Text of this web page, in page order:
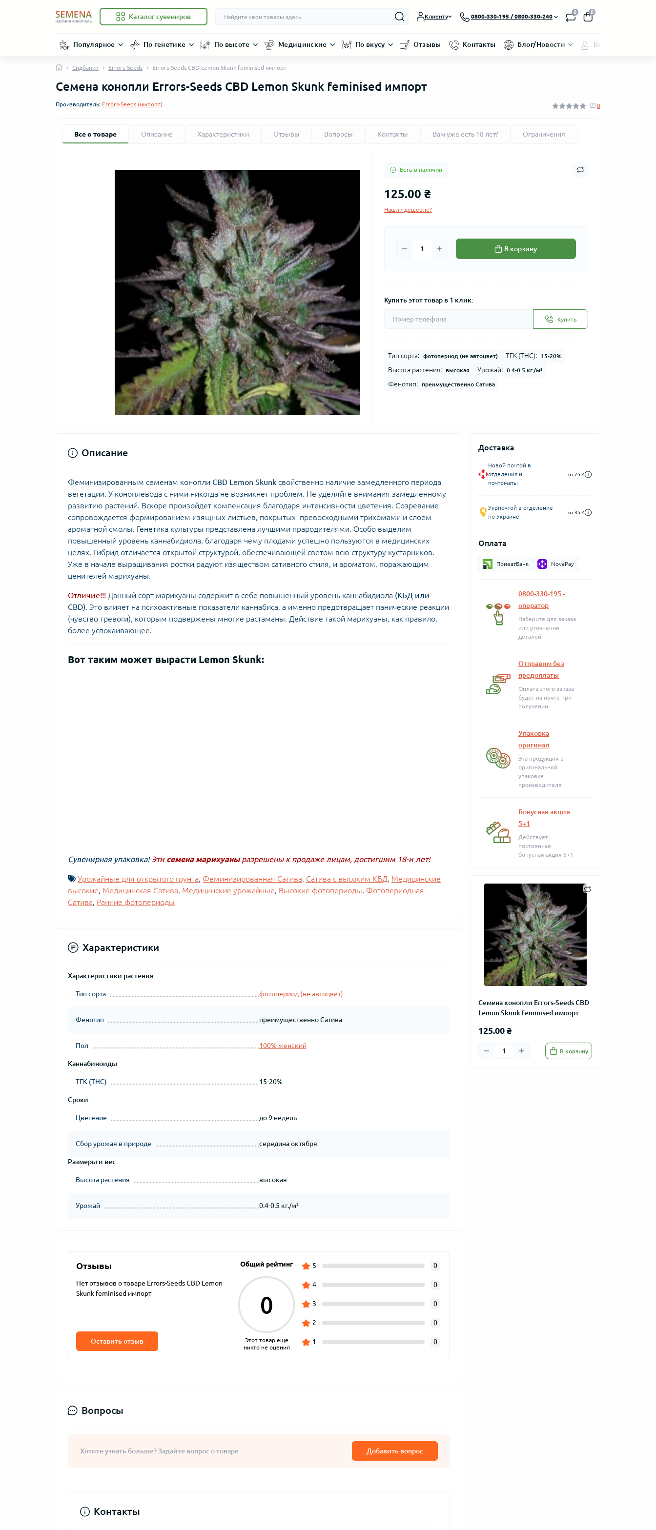
Каталог сувениров Клиенту 0800-330-195 / 0800-330-240
0 0
Популярное По генетике По высоте Медицинские По вкусу Отзывы Контакты Блог/Новости Вход/
Сидбанки Errors-Seeds Errors-Seeds CBD Lemon Skunk feminised импорт
Семена конопли Errors-Seeds CBD Lemon Skunk feminised импорт
Производитель: Errors-Seeds (импорт) 0
Все о товаре Описание Характеристики Отзывы Вопросы Контакты Вам уже есть 18 лет? Ограничения
Есть в наличии
125.00 ₴
Нашли дешевле?
В корзину
Купить этот товар в 1 клик:
Купить
Тип сорта: фотопериод (не автоцвет) ТГК (THC): 15-20%
Высота растения: высокая Урожай: 0.4-0.5 кг./м²
Фенотип: преимущественно Сатива
Доставка
Новой почтой в
отделения и
почтоматы
от 75 ₴
Укрпочтой в отделение
по Украине
от 35 ₴
Оплата
ПриватБанк NovaPay
0800-330-195 -
оператор
Наберите для заказа
или уточнения
деталей
Отправим без
предоплаты
Оплата этого заказа
будет на почте при
получении
Упаковка
оригинал
Эта продукция в
оригинальной
упаковке
производителя
Бонусная акция
5+1
Действует
постоянная
бонусная акция 5+1
Семена конопли Errors-Seeds CBD
Lemon Skunk feminised импорт
125.00 ₴
В корзину
Описание
Феминизированным семенам конопли CBD Lemon Skunk свойственно наличие замедленного периода
вегетации. У коноплевода с ними никогда не возникнет проблем. Не уделяйте внимания замедленному
развитию растений. Вскоре произойдет компенсация благодаря интенсивности цветения. Созревание
сопровождается формированием изящных листьев, покрытых превосходными трихомами и слоем
ароматной смолы. Генетика культуры представлена лучшими прародителями. Особо выделим
повышенный уровень каннабидиола, благодаря чему плодами успешно пользуются в медицинских
целях. Гибрид отличается открытой структурой, обеспечивающей светом всю структуру кустарников.
Уже в начале выращивания ростки радуют изяществом сативного стиля, и ароматом, поражающим
ценителей марихуаны.
Отличие!!! Данный сорт марихуаны содержит в себе повышенный уровень каннабидиола (КБД или
CBD). Это влияет на психоактивные показатели каннабиса, а именно предотвращает панические реакции
(чувство тревоги), которым подвержены многие растаманы. Действие такой марихуаны, как правило,
более успокаивающее.
Вот таким может вырасти Lemon Skunk:
Сувенирная упаковка!Эти семена марихуаныразрешены к продаже лицам, достигшим 18-и лет!
Урожайные для открытого грунта, Феминизированная Сатива, Сатива с высоким КБД, Медицинские
высокие, Медицинская Сатива, Медицинские урожайные, Высокие фотопериоды, Фотопериодная
Сатива, Ранние фотопериоды
Характеристики
Характеристики растения
Тип сорта фотопериод (не автоцвет)
Фенотип преимущественно Сатива
Пол 100% женский
Каннабиноиды
ТГК (THC) 15-20%
Сроки
Цветение до 9 недель
Сбор урожая в природе середина октября
Размеры и вес
Высота растения высокая
Урожай 0.4-0.5 кг./м²
Отзывы
Нет отзывов о товаре Errors-Seeds CBD Lemon
Skunk feminised импорт
Оставить отзыв
Общий рейтинг
0
Этот товар еще
никто не оценил
5 0
4 0
3 0
2 0
1 0
Вопросы
Хотите узнать больше? Задайте вопрос о товаре Добавить вопрос
Контакты